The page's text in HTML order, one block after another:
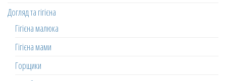
Догляд та гігієна
Гігієна малюка
Гігієна мами
Горщики